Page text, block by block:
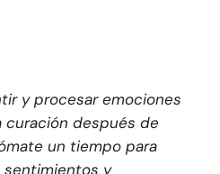
y procesar emociones
curación después de
un tiempo para
y